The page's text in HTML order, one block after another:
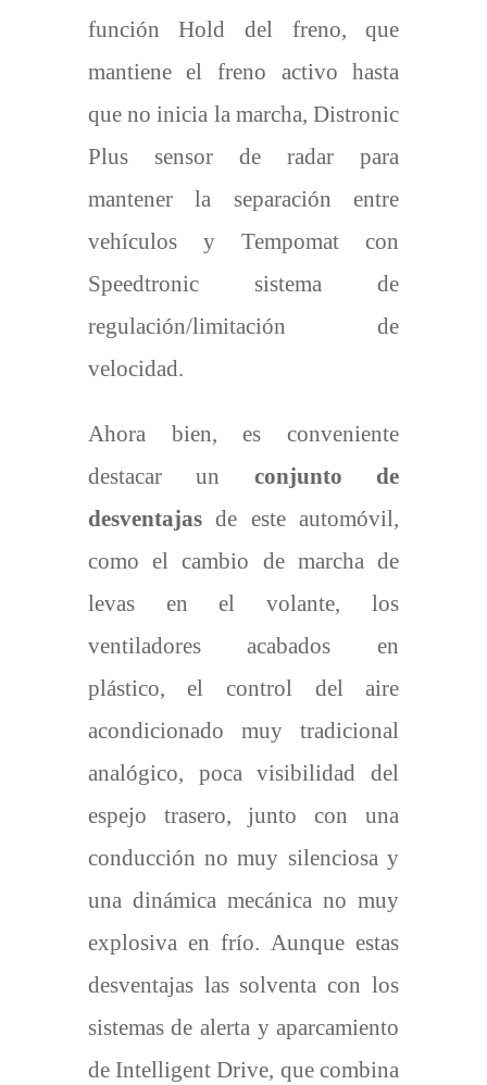
función Hold del freno, que
mantiene el freno activo hasta
que no inicia la marcha, Distronic
Plus sensor de radar para
mantener la separación entre
vehículos y Tempomat con
Speedtronic sistema de
regulación/limitación de
velocidad.
Ahora bien, es conveniente
destacar un conjunto de
desventajasde este automóvil,
como el cambio de marcha de
levas en el volante, los
ventiladores acabados en
plástico, el control del aire
acondicionado muy tradicional
analógico, poca visibilidad del
espejo trasero, junto con una
conducción no muy silenciosa y
una dinámica mecánica no muy
explosiva en frío. Aunque estas
desventajas las solventa con los
sistemas de alerta y aparcamiento
de Intelligent Drive, que combina